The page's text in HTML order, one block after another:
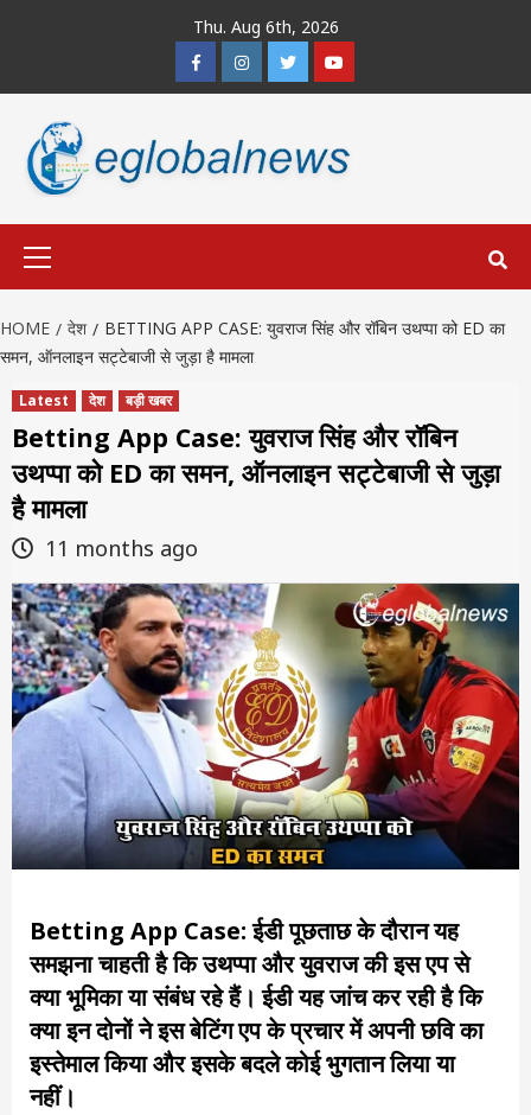
Thu. Aug 6th, 2026
FacebookInstagramTwitterYoutube
HOME देश
BETTING APP CASE: युवराज सिंह और रॉबिन उथप्पा को ED का
समन, ऑनलाइन सट्टेबाजी से जुड़ा है मामला
Latest देश बड़ी खबर
Betting App Case: युवराज सिंह और रॉबिन
उथप्पा को ED का समन, ऑनलाइन सट्टेबाजी से जुड़ा
है मामला
11 months ago
Betting App Case: ईडी पूछताछ के दौरान यह
समझना चाहती है कि उथप्पा और युवराज की इस एप से
क्या भूमिका या संबंध रहे हैं। ईडी यह जांच कर रही है कि
क्या इन दोनों ने इस बेटिंग एप के प्रचार में अपनी छवि का
इस्तेमाल किया और इसके बदले कोई भुगतान लिया या
नहीं।